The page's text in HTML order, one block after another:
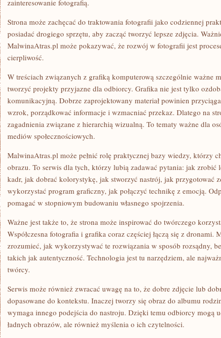
zainteresowanie fotografią.
Strona może zachęcać do traktowania fotografii jako codziennej
posiadać drogiego sprzętu, aby zacząć tworzyć lepsze zdjęcia.
MalwinaAtras.pl może pokazywać, że rozwój w fotografii jest
cierpliwość.
W treściach związanych z grafiką komputerową szczególnie ważne
tworzyć projekty przyjazne dla odbiorcy. Grafika nie jest tylko
komunikacyjną. Dobrze zaprojektowany materiał powinien
wzrok, porządkować informacje i wzmacniać przekaz. Dlatego na
zagadnienia związane z hierarchią wizualną. To tematy ważne dla
mediów społecznościowych.
MalwinaAtras.pl może pełnić rolę praktycznej bazy wiedzy, którzy
obrazu. To serwis dla tych, którzy lubią zadawać pytania: jak zrobić
kadr, jak dobrać kolorystykę, jak stworzyć nastrój, jak przygotować
wykorzystać program graficzny, jak połączyć technikę z emocją.
pomagać w stopniowym budowaniu własnego spojrzenia.
Ważne jest także to, że strona może inspirować do twórczego
Współczesna fotografia i grafika coraz częściej łączą się z dronami.
zrozumieć, jak wykorzystywać te rozwiązania w sposób rozsądny,
takich jak autentyczność. Technologia jest tu narzędziem, ale
twórcy.
Serwis może również zwracać uwagę na to, że dobre zdjęcie lub
dopasowane do kontekstu. Inaczej tworzy się obraz do albumu
wymaga innego podejścia do nastroju. Dzięki temu odbiorcy mogą
ładnych obrazów, ale również myślenia o ich czytelności.